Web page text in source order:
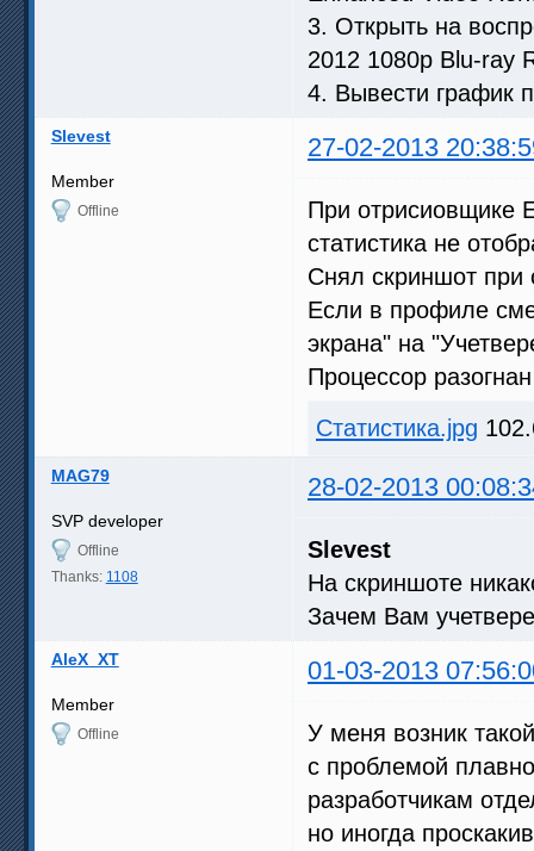
3. Открыть на
2012 1080p Blu-ray
4. Вывести график
Slevest 27-02-2013
Member
Offline
При отрисиовщике
статистика не
Снял скриншот при
Если в профиле
экрана" на
Процессор
Статистика.jpg
MAG79 28-02-2013
SVP developer
Offline
Thanks: 1108
Slevest
На скриншоте
Зачем Вам
AleX_XT 01-03-2013
Member
Offline
У меня возник
с проблемой
разработчикам
но иногда